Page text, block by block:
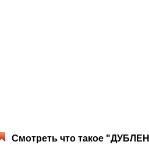
Смотреть что такое